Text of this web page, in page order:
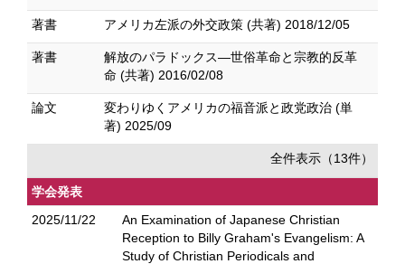
著書 アメリカ左派の外交政策 (共著) 2018/12/05
著書
解放のパラドックス―世俗革命と宗教的反革
命 (共著) 2016/02/08
論文
変わりゆくアメリカの福音派と政党政治 (単
著) 2025/09
全件表示（13件）
学会発表
2025/11/22
An Examination of Japanese Christian
Reception to Billy Graham's Evangelism: A
Study of Christian Periodicals and